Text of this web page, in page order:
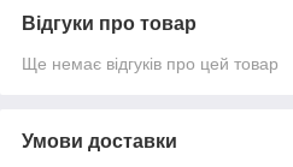
Відгуки про товар
Ще немає відгуків про цей товар
Умови доставки